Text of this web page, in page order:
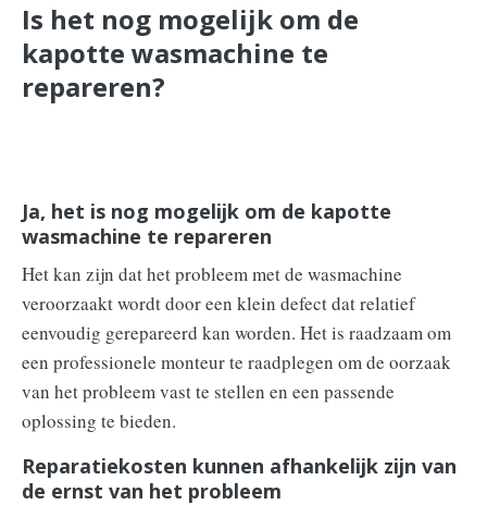
Is het nog mogelijk om de
kapotte wasmachine te
repareren?
Ja, het is nog mogelijk om de kapotte
wasmachine te repareren
Het kan zijn dat het probleem met de wasmachine
veroorzaakt wordt door een klein defect dat relatief
eenvoudig gerepareerd kan worden. Het is raadzaam om
een professionele monteur te raadplegen om de oorzaak
van het probleem vast te stellen en een passende
oplossing te bieden.
Reparatiekosten kunnen afhankelijk zijn van
de ernst van het probleem